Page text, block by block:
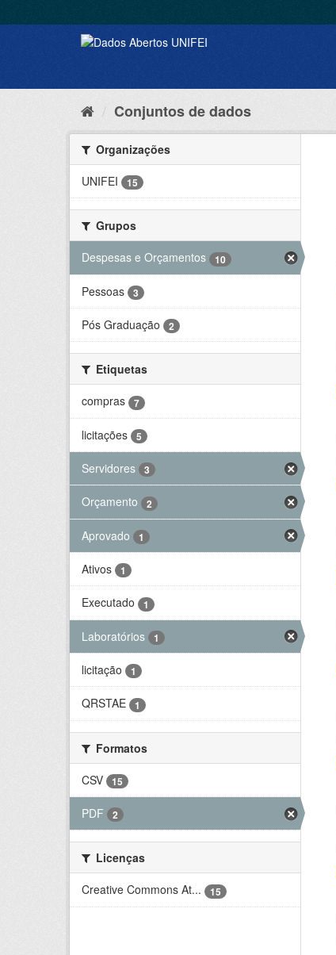
Conjuntos de dados
Organizações
UNIFEI
15
Grupos
Despesas e Orçamentos
10
Pessoas 3
Pós Graduação 2
Etiquetas
compras
7
licitações 5
Servidores 3
Orçamento 2
Aprovado 1
Ativos 1
Executado 1
Laboratórios 1
licitação 1
QRSTAE 1
Formatos
CSV
15
PDF 2
Licenças
Creative Commons At...
15